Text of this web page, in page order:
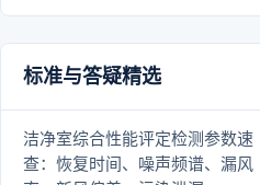
标准与答疑精选
洁净室综合性能评定检测参数速
查：恢复时间、噪声频谱、漏风